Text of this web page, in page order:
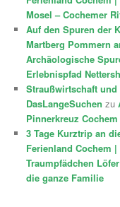
Mosel – Cochemer
Auf den Spuren der
Martberg Pommern
Archäologische
Erlebnispfad
Straußwirtschaft
DasLangeSuchen zu
Pinnerkreuz Cochem
3 Tage Kurztrip an
Ferienland Cochem
Traumpfädchen
die ganze Familie